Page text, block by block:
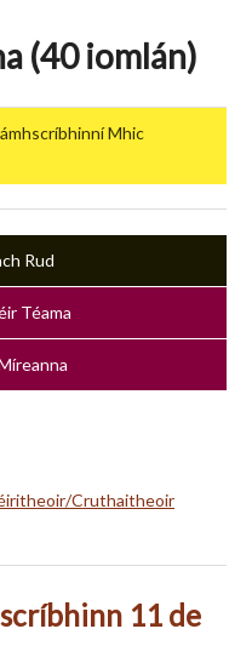
(40 iomlán)
Mhic
Rud
Téama
Cruthaitheoir
11 de